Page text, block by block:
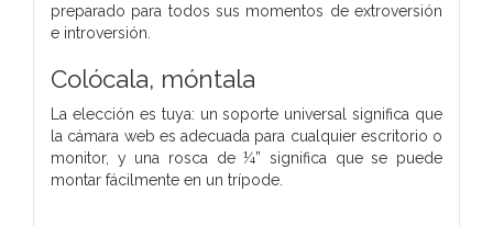
preparado para todos sus momentos de extroversión
e introversión.
Colócala, móntala
La elección es tuya: un soporte universal significa que
la cámara web es adecuada para cualquier escritorio o
monitor, y una rosca de ¼” significa que se puede
montar fácilmente en un trípode.